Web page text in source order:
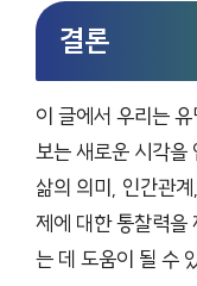
결론
이 글에서 우리는
보는 새로운 시각을
삶의 의미, 인간관
제에 대한 통찰력을
는 데 도움이 될 수